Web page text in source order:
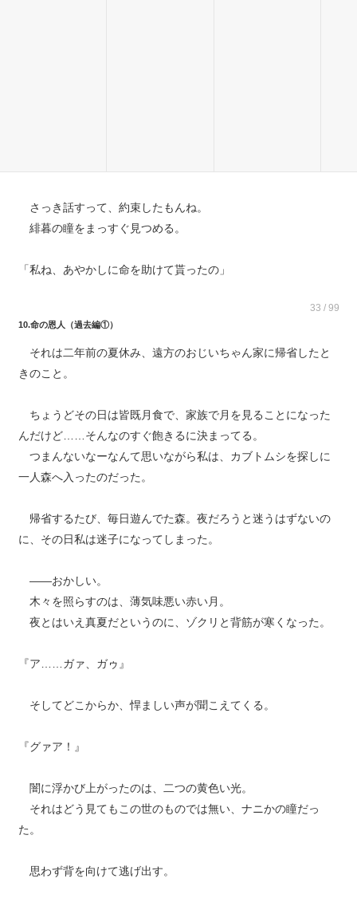
さっき話すって、約束したもんね。
緋暮の瞳をまっすぐ見つめる。
「私ね、あやかしに命を助けて貰ったの」
33 / 99
10.命の恩人（過去編①）
それは二年前の夏休み、遠方のおじいちゃん家に帰省したと
きのこと。
ちょうどその日は皆既月食で、家族で月を見ることになった
んだけど……そんなのすぐ飽きるに決まってる。
つまんないなーなんて思いながら私は、カブトムシを探しに
一人森へ入ったのだった。
帰省するたび、毎日遊んでた森。夜だろうと迷うはずないの
に、その日私は迷子になってしまった。
――おかしい。
木々を照らすのは、薄気味悪い赤い月。
夜とはいえ真夏だというのに、ゾクリと背筋が寒くなった。
『ア……ガァ、ガゥ』
そしてどこからか、悍ましい声が聞こえてくる。
『グァア！』
闇に浮かび上がったのは、二つの黄色い光。
それはどう見てもこの世のものでは無い、ナニかの瞳だっ
た。
思わず背を向けて逃げ出す。